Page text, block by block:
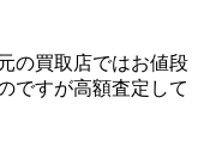
の買取店ではお値段
ですが高額査定して